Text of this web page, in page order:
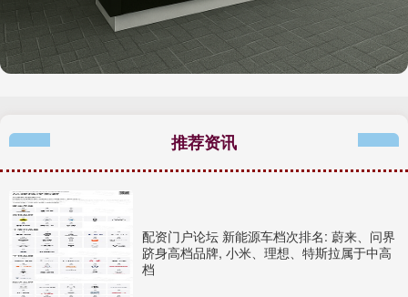
推荐资讯
配资门户论坛 新能源车档次排名: 蔚来、问界
跻身高档品牌, 小米、理想、特斯拉属于中高
档